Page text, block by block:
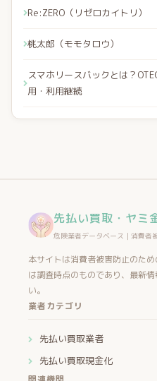
Re:ZERO（リゼロカイトリ）
桃太郎（モモタロウ）
スマホリースバックとは？
用・利用継続
先払い買取・ヤミ
危険業者データベース｜消費者
本サイトは消費者被害防止のた
は調査時点のものであり、最新
い。
業者カテゴリ
先払い買取業者
先払い買取現金化